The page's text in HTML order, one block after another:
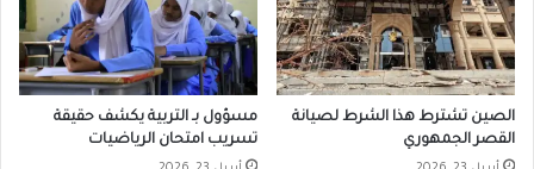
الصين تشترط هذا الشرط لصيانة
القصر الجمهوري
مسؤول بـ التربية يكشف حقيقة
تسريب امتحان الرياضيات